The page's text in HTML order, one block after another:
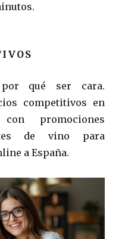
qué ser cara.
competitivos en
promociones
de vino para
a España.